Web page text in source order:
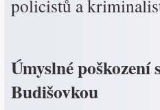
policistů a
Úmyslné
Budišovkou